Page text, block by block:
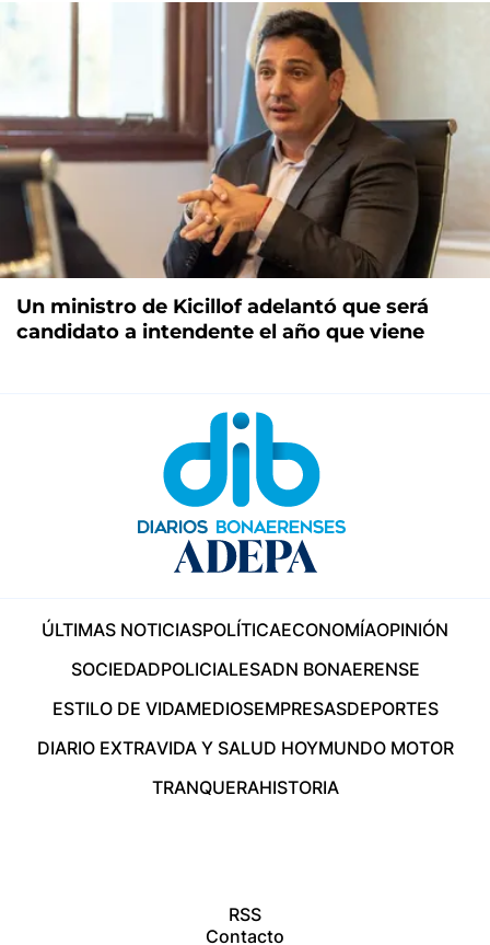
Un ministro de Kicillof adelantó que será
candidato a intendente el año que viene
ÚLTIMAS NOTICIASPOLÍTICAECONOMÍAOPINIÓN
SOCIEDADPOLICIALESADN BONAERENSE
ESTILO DE VIDAMEDIOSEMPRESASDEPORTES
DIARIO EXTRAVIDA Y SALUD HOYMUNDO MOTOR
TRANQUERAHISTORIA
RSS
Contacto